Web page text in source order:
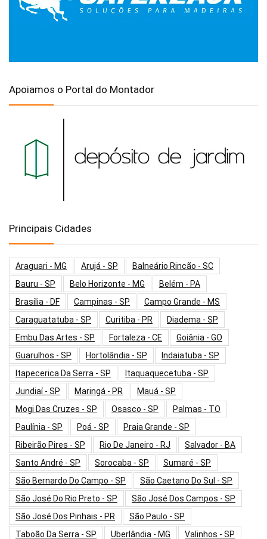
Apoiamos o Portal do Montador
Principais Cidades
Araguari - MG Arujá - SP
Balneário Rincão - SC
Bauru - SP
Belo Horizonte - MG
Belém - PA
Brasília - DF
Campinas - SP
Campo Grande - MS
Caraguatatuba - SP
Curitiba - PR
Diadema - SP
Embu Das Artes - SP
Fortaleza - CE
Goiânia - GO
Guarulhos - SP
Hortolândia - SP
Indaiatuba - SP
Itapecerica Da Serra - SP
Itaquaquecetuba - SP
Jundiaí - SP
Maringá - PR
Mauá - SP
Mogi Das Cruzes - SP
Osasco - SP
Palmas - TO
Paulínia - SP
Poá - SP
Praia Grande - SP
Ribeirão Pires - SP
Rio De Janeiro - RJ
Salvador - BA
Santo André - SP
Sorocaba - SP
Sumaré - SP
São Bernardo Do Campo - SP
São Caetano Do Sul - SP
São José Do Rio Preto - SP
São José Dos Campos - SP
São José Dos Pinhais - PR
São Paulo - SP
Taboão Da Serra - SP
Uberlândia - MG
Valinhos - SP